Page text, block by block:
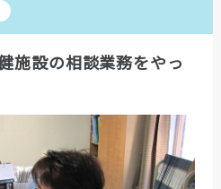
施設の相談業務をやっ